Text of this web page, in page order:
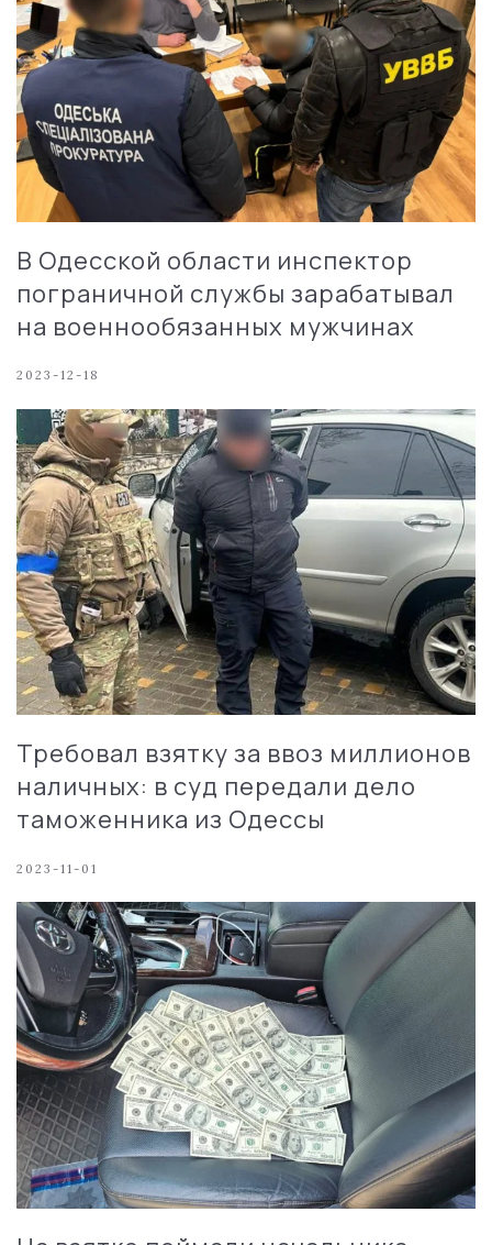
В Одесской области инспектор
пограничной службы зарабатывал
на военнообязанных мужчинах
2023-12-18
Требовал взятку за ввоз миллионов
наличных: в суд передали дело
таможенника из Одессы
2023-11-01